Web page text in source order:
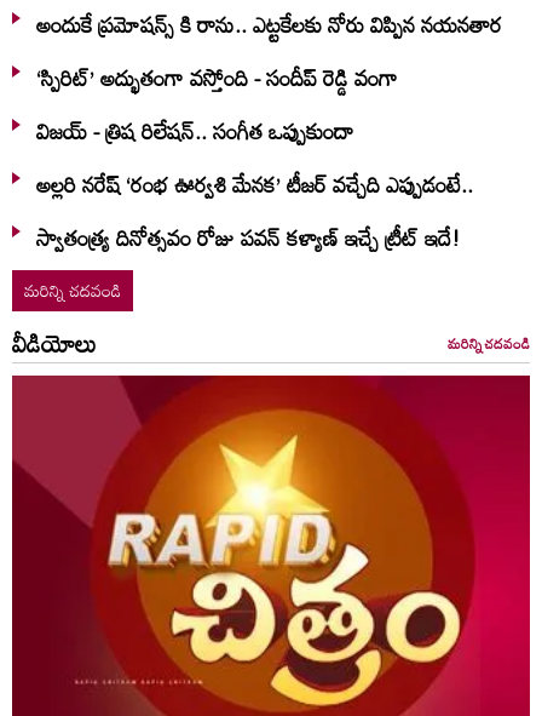
అందుకే ప్రమోషన్స్ కి రాను.. ఎట్టకేలకు నోరు విప్పిన నయనతార
‘స్పిరిట్’ అద్భుతంగా వస్తోంది - సందీప్ రెడ్డి వంగా
విజయ్ - త్రిష రిలేషన్.. సంగీత ఒప్పుకుందా
అల్లరి నరేష్ ‘రంభ ఊర్వశి మేనక’ టీజర్ వచ్చేది ఎప్పుడంటే..
స్వాతంత్య్ర దినోత్సవం రోజు పవన్ కళ్యాణ్ ఇచ్చే ట్రీట్ ఇదే!
మరిన్ని చదవండి
వీడియోలు మరిన్ని చదవండి